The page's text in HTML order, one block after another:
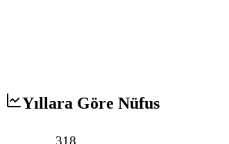
Yıllara Göre Nüfus
318